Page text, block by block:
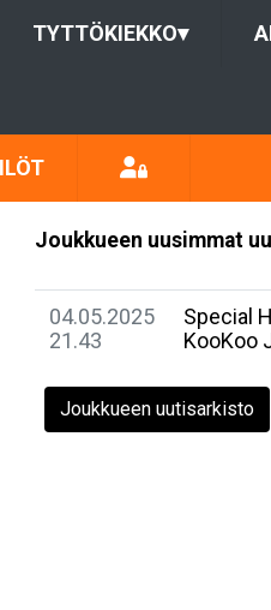
TYTTÖKIEKKO▾
Joukkueen uusimmat
04.05.2025
21.43
Special
KooKoo
Joukkueen uutisarkisto